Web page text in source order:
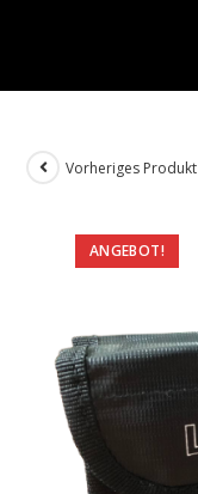
ANGEBOT!
Vorheriges Produkt